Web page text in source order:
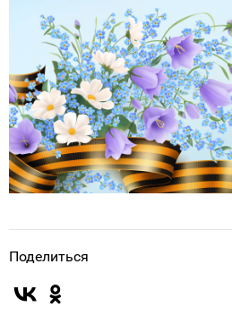
Поделиться